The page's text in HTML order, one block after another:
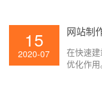
15
2020-07
网站制
在快速
优化作